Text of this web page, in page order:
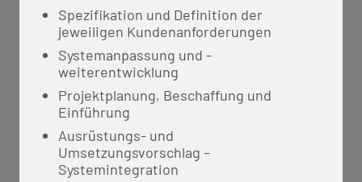
Spezifikation und Definition der
jeweiligen Kundenanforderungen
Systemanpassung und -
weiterentwicklung
Projektplanung, Beschaffung und
Einführung
Ausrüstungs- und
Umsetzungsvorschlag –
Systemintegration